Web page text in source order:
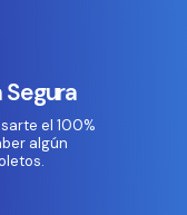
el 100%
algún